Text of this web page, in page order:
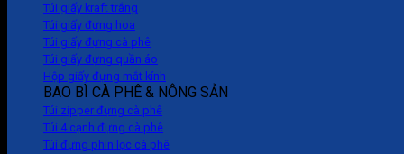
Túi giấy kraft trắng
Túi giấy đựng hoa
Túi giấy đựng cà phê
Túi giấy đựng quần áo
Hộp giấy đựng mắt kính
BAO BÌ CÀ PHÊ & NÔNG SẢN
Túi zipper đựng cà phê
Túi 4 cạnh đựng cà phê
Túi đựng phin lọc cà phê